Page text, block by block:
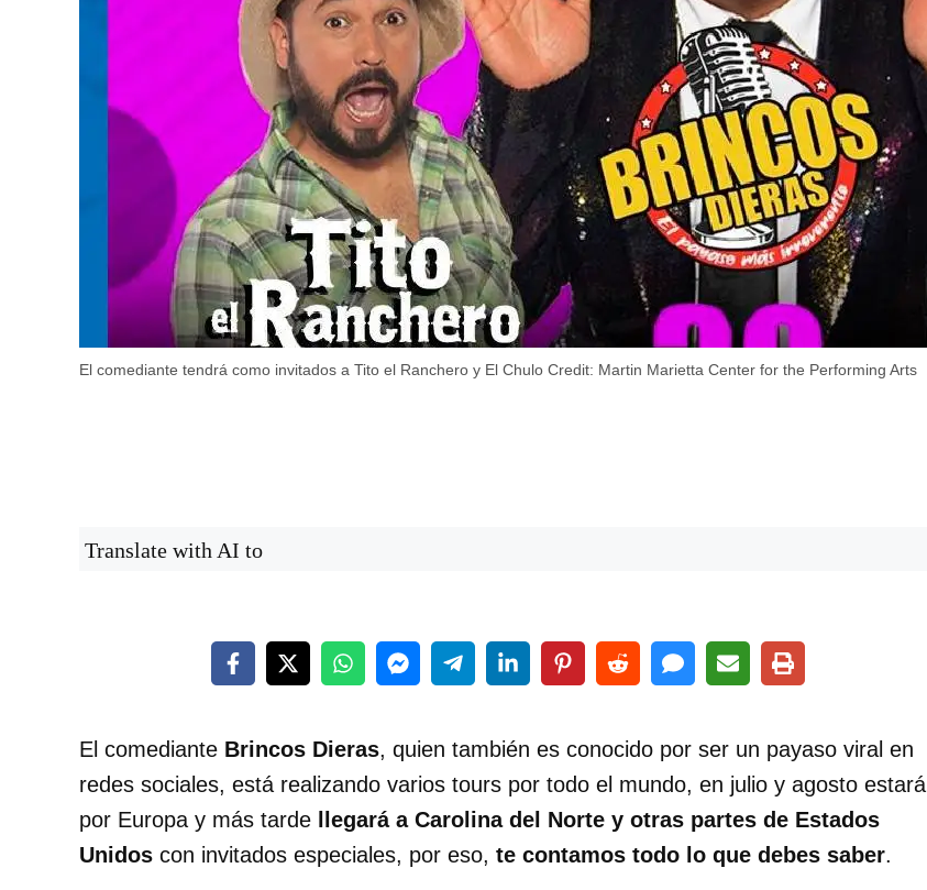
El comediante tendrá como invitados a Tito el Ranchero y El Chulo Credit: Martin Marietta Center for the Performing Arts
Translate with AI to
El comediante Brincos Dieras, quien también es conocido por ser un payaso viral en
redes sociales, está realizando varios tours por todo el mundo, en julio y agosto estará
por Europa y más tarde llegará a Carolina del Norte y otras partes de Estados
Unidos con invitados especiales, por eso, te contamos todo lo que debes saber.